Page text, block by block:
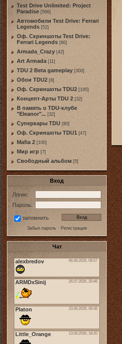
Test Drive Unlimited: Project
Paradise [566]
Автомобили Test Drive: Ferrari
Legends [52]
Оф. Скриншоты Test Drive:
Ferrari Legends [60]
Armada_Crazy [42]
Art Armada [11]
TDU 2 Beta gameplay [300]
Обои TDU2 [8]
Оф. Скриншоты TDU2 [195]
Концепт-Арты TDU 2 [32]
В память о TDU-клубе
"Eleanor"... [32]
Суперкары TDU [80]
Оф. Скриншоты TDU1 [47]
Mafia 2 [100]
Мир игр [7]
Свободный альбом [5]
Вход
Логин:
Пароль:
запомнить
Забыл пароль· Регистрация
Чат